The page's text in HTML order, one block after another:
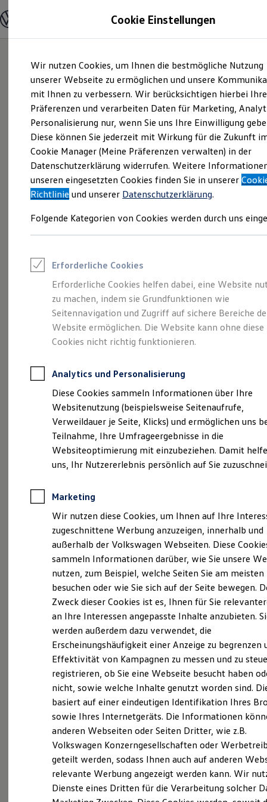
Hauptinhalt
springen
Footer
springen
Modelle und Konfigurator
Modelle vergleichen
Elektroautos
ENERGY Sondermodelle
Nutzfahrzeuge
SUV und CUV
Familienautos
Kombis
Kompaktwagen
Sportwagen
Schnell verfügbare Fahrzeuge
Angebote und Produkte
Aktuelle Angebote
E-Auto-Förderung
Volkswagen Marktplatz
Junge Gebrauchtwagen und Gebrauchtwagen
Saisonangebote
Leasing
Leasing-Angebote
Gebrauchtwagen Leasing
Junge Gebrauchtwagen-Leasing
Elektroauto Leasing
Kleinwagen-Leasing
Leasing ohne Anzahlung
Autokredit mit Schlussrate
Versicherungen und Garantien
Kfz-Versicherung
Restschuldversicherungen
Garantien
Wartungsverträge
Geschäftskunden
Professional Class bei Volkswagen
Großkunden
Behörden
Anpfiff zum Gewinn
Elektroautos
ID. Tutorials
Elektrofahrzeugkonzepte
Reichweite
Reichweite der ID. Modelle
Reichweite im Winter
Laden
Laden unterwegs
Laden Zuhause
Ladezeitensimulator
Batterie
Sicherheit
Garantie und Lebensdauer
Nachhaltigkeit
Technologie
Kosten und Kauf
Verbrauchskosten
Kaufoptionen
E-Auto-Förderung
Software und Konnektivität
Die ID. Software 6
ID. Software Versionen und Updates
Digitale Extras
Schnittstellen zu Ihrem ID.
Volkswagen Economy
Service Rabattaktion
(Impressum & Rechtliches)
Was ist der Economy Service
und wer kann ihn nutzen?
Ältere Volkswagen haben einen anderen
Servicebedarf als neue Fahrzeuge. Der Economy
Service ist speziell für Volkswagen Modelle
entwickelt worden, die älter als vier Jahre sind. Er
bietet Ihnen ein vielfältiges Leistungsspektrum mit
zeitwertgerechtem Service und hoher
Ersatzteilqualität. Die Leistungen sind durch
Fachwissen, Volkswagen Teile und langjährige
Erfahrung genau auf Ihr Fahrzeug abgestimmt und
decken nahezu alle Services ab. Die Preise sind
speziell auf das Alter Ihres Fahrzeugs ausgelegt. Bei
der Durchführung der im Serviceplan
vorgeschriebenen Leistungen wird auch die LongLife
Cookie Einstellungen
Wir nutzen Cookies, um Ihnen die bestmögliche Nutzung
unserer Webseite zu ermöglichen und unsere
mit Ihnen zu verbessern. Wir berücksichtigen hierbei Ihre
Präferenzen und verarbeiten Daten für Marketing,
Personalisierung nur, wenn Sie uns Ihre Einwilligung
Diese können Sie jederzeit mit Wirkung für die Zukunft
Cookie Manager (Meine Präferenzen verwalten) in der
Datenschutzerklärung widerrufen. Weitere
unseren eingesetzten Cookies finden Sie in unserer
Richtlinie und unserer Datenschutzerklärung.
Folgende Kategorien von Cookies werden durch uns
Erforderliche Cookies
Erforderliche Cookies helfen dabei, eine Website
zu machen, indem sie Grundfunktionen wie
Seitennavigation und Zugriff auf sichere Bereiche
Website ermöglichen. Die Website kann ohne diese
Cookies nicht richtig funktionieren.
Analytics und Personalisierung
Diese Cookies sammeln Informationen über Ihre
Websitenutzung (beispielsweise Seitenaufrufe,
Verweildauer je Seite, Klicks) und ermöglichen uns
Teilnahme, Ihre Umfrageergebnisse in die
Websiteoptimierung mit einzubeziehen. Damit
uns, Ihr Nutzererlebnis persönlich auf Sie
Marketing
Wir nutzen diese Cookies, um Ihnen auf Ihre
zugeschnittene Werbung anzuzeigen, innerhalb und
außerhalb der Volkswagen Webseiten. Diese
sammeln Informationen darüber, wie Sie unsere
nutzen, zum Beispiel, welche Seiten Sie am meisten
besuchen oder wie Sie sich auf der Seite bewegen.
Zweck dieser Cookies ist es, Ihnen für Sie
an Ihre Interessen angepasste Inhalte anzubieten.
werden außerdem dazu verwendet, die
Erscheinungshäufigkeit einer Anzeige zu begrenzen
Effektivität von Kampagnen zu messen und zu
registrieren, ob Sie eine Webseite besucht haben
nicht, sowie welche Inhalte genutzt worden sind.
basiert auf einer eindeutigen Identifikation Ihres
sowie Ihres Internetgeräts. Die Informationen
anderen Webseiten oder Seiten Dritter, wie z.B.
Volkswagen Konzerngesellschaften oder
geteilt werden, sodass Ihnen auch auf anderen
relevante Werbung angezeigt werden kann. Wir
Dienste eines Dritten für die Verarbeitung solcher